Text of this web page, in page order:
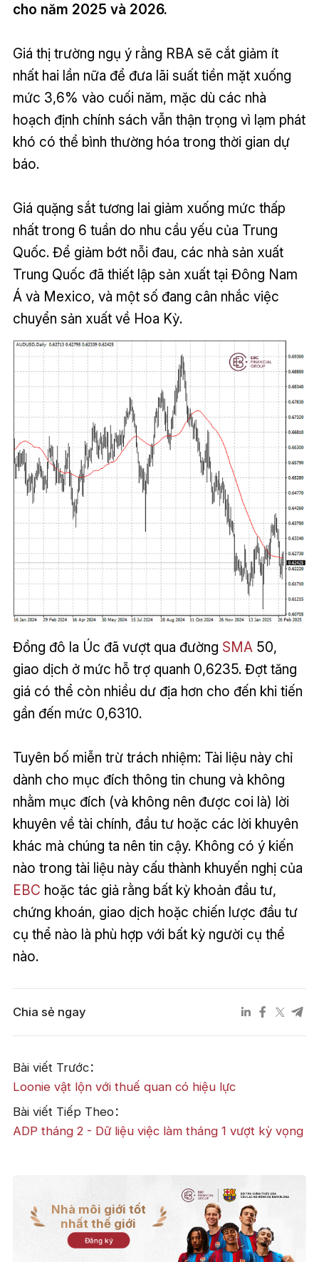
cho năm 2025 và 2026.
Giá thị trường ngụ ý rằng RBA sẽ cắt giảm ít
nhất hai lần nữa để đưa lãi suất tiền mặt xuống
mức 3,6% vào cuối năm, mặc dù các nhà
hoạch định chính sách vẫn thận trọng vì lạm phát
khó có thể bình thường hóa trong thời gian dự
báo.
Giá quặng sắt tương lai giảm xuống mức thấp
nhất trong 6 tuần do nhu cầu yếu của Trung
Quốc. Để giảm bớt nỗi đau, các nhà sản xuất
Trung Quốc đã thiết lập sản xuất tại Đông Nam
Á và Mexico, và một số đang cân nhắc việc
chuyển sản xuất về Hoa Kỳ.
Đồng đô la Úc đã vượt qua đường SMA50,
giao dịch ở mức hỗ trợ quanh 0,6235. Đợt tăng
giá có thể còn nhiều dư địa hơn cho đến khi tiến
gần đến mức 0,6310.
Tuyên bố miễn trừ trách nhiệm: Tài liệu này chỉ
dành cho mục đích thông tin chung và không
nhằm mục đích (và không nên được coi là) lời
khuyên về tài chính, đầu tư hoặc các lời khuyên
khác mà chúng ta nên tin cậy. Không có ý kiến
nào trong tài liệu này cấu thành khuyến nghị của
EBC hoặc tác giả rằng bất kỳ khoản đầu tư,
chứng khoán, giao dịch hoặc chiến lược đầu tư
cụ thể nào là phù hợp với bất kỳ người cụ thể
nào.
Chia sẻ ngay
Bài viết Trước：
Loonie vật lộn với thuế quan có hiệu lực
Bài viết Tiếp Theo：
ADP tháng 2 - Dữ liệu việc làm tháng 1 vượt kỳ vọng
Nhà môi giới tốt
nhất thế giới
Đăng ký